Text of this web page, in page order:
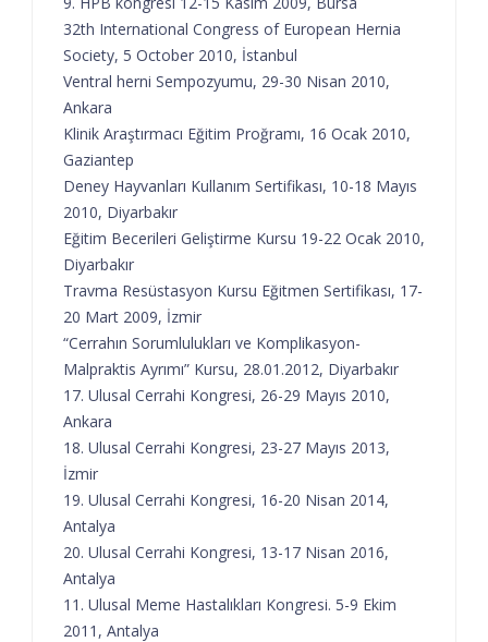
32th International Congress of European Hernia
Society, 5 October 2010, İstanbul
Ventral herni Sempozyumu, 29-30 Nisan 2010,
Ankara
Klinik Araştırmacı Eğitim Proğramı, 16 Ocak 2010,
Gaziantep
Deney Hayvanları Kullanım Sertifikası, 10-18 Mayıs
2010, Diyarbakır
Eğitim Becerileri Geliştirme Kursu 19-22 Ocak 2010,
Diyarbakır
Travma Resüstasyon Kursu Eğitmen Sertifikası, 17-
20 Mart 2009, İzmir
“Cerrahın Sorumlulukları ve Komplikasyon-
Malpraktis Ayrımı” Kursu, 28.01.2012, Diyarbakır
17. Ulusal Cerrahi Kongresi, 26-29 Mayıs 2010,
Ankara
18. Ulusal Cerrahi Kongresi, 23-27 Mayıs 2013,
İzmir
19. Ulusal Cerrahi Kongresi, 16-20 Nisan 2014,
Antalya
20. Ulusal Cerrahi Kongresi, 13-17 Nisan 2016,
Antalya
11. Ulusal Meme Hastalıkları Kongresi. 5-9 Ekim
2011, Antalya